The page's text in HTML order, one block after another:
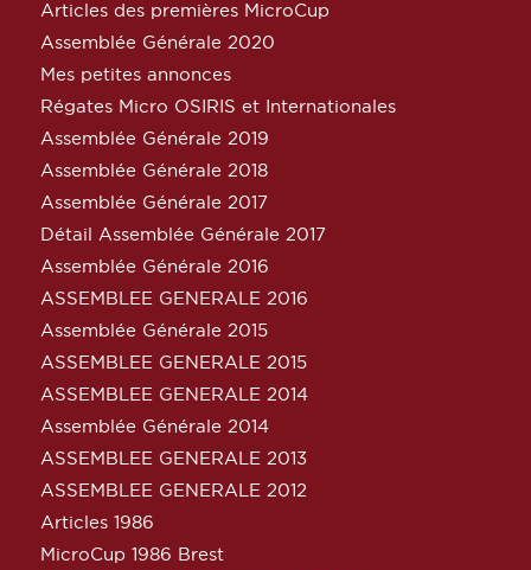
Articles des premières MicroCup
Assemblée Générale 2020
Mes petites annonces
Régates Micro OSIRIS et Internationales
Assemblée Générale 2019
Assemblée Générale 2018
Assemblée Générale 2017
Détail Assemblée Générale 2017
Assemblée Générale 2016
ASSEMBLEE GENERALE 2016
Assemblée Générale 2015
ASSEMBLEE GENERALE 2015
ASSEMBLEE GENERALE 2014
Assemblée Générale 2014
ASSEMBLEE GENERALE 2013
ASSEMBLEE GENERALE 2012
Articles 1986
MicroCup 1986 Brest